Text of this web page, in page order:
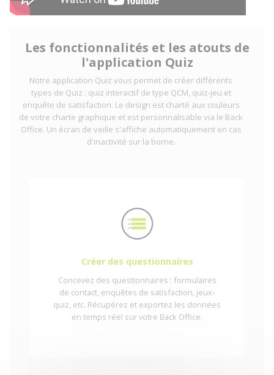
Les fonctionnalités et les atouts de
l'application Quiz
Notre application Quiz vous permet de créer différents
types de Quiz : quiz interactif de type QCM, quiz-jeu et
enquête de satisfaction. Le design est charté aux couleurs
de votre charte graphique et est personnalisable via le Back
Office. Un écran de veille s'affiche automatiquement en cas
d'inactivité sur la borne.
Créer des questionnaires
Concevez des questionnaires : formulaires
de contact, enquêtes de satisfaction, jeux-
quiz, etc. Récupérez et exportez les données
en temps réel sur votre Back Office.